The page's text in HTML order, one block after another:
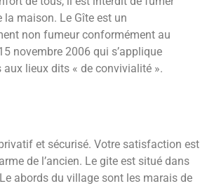
la maison. Le Gîte est un
non fumeur conformément au
novembre 2006 qui s’applique
aux lieux dits « de convivialité ».
et sécurisé. Votre satisfaction est
de l’ancien. Le gite est situé dans
abords du village sont les marais de